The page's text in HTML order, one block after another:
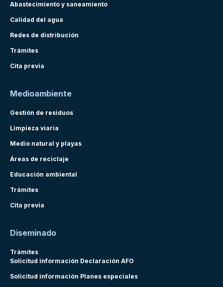
Abastecimiento y saneamiento
Calidad del agua
Redes de distribución
Trámites
Cita previa
Medioambiente
Gestión de residuos
Limpieza viaria
Medio natural y playas
Áreas de reciclaje
Educación ambiental
Trámites
Cita previa
Diseminado
Trámites
Solicitud información Declaración AFO
Solicitud información Planes especiales